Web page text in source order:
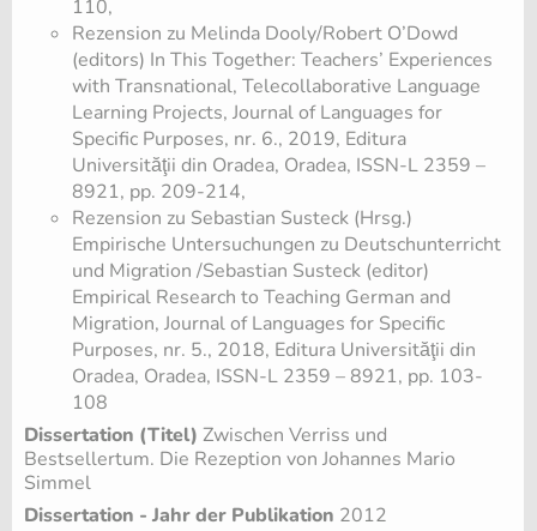
110,
Rezension zu Melinda Dooly/Robert O’Dowd
(editors) In This Together: Teachers’ Experiences
with Transnational, Telecollaborative Language
Learning Projects, Journal of Languages for
Specific Purposes, nr. 6., 2019, Editura
Universităţii din Oradea, Oradea, ISSN-L 2359 –
8921, pp. 209-214,
Rezension zu Sebastian Susteck (Hrsg.)
Empirische Untersuchungen zu Deutschunterricht
und Migration /Sebastian Susteck (editor)
Empirical Research to Teaching German and
Migration, Journal of Languages for Specific
Purposes, nr. 5., 2018, Editura Universităţii din
Oradea, Oradea, ISSN-L 2359 – 8921, pp. 103-
108
Dissertation (Titel) Zwischen Verriss und
Bestsellertum. Die Rezeption von Johannes Mario
Simmel
Dissertation - Jahr der Publikation 2012